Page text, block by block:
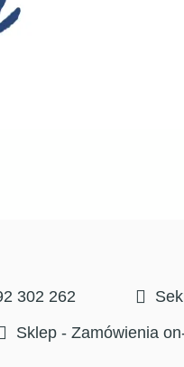
302 262
Sklep - Zamówienia